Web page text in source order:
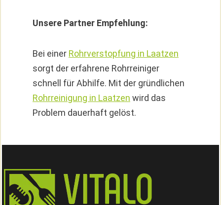
Unsere Partner Empfehlung:
Bei einer Rohrverstopfung in Laatzen
sorgt der erfahrene Rohrreiniger
schnell für Abhilfe. Mit der gründlichen
Rohrreinigung in Laatzen wird das
Problem dauerhaft gelöst.